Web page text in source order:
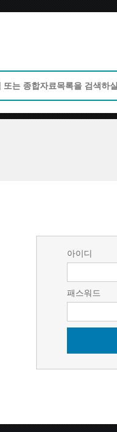
아이디
패스워드